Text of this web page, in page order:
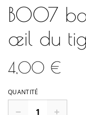
BO07
œil du
4,00 €
QUANTITÉ